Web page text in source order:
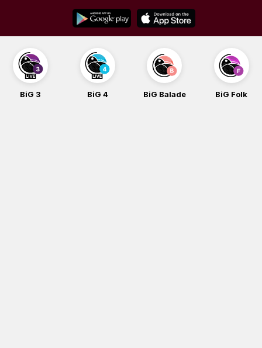
content
BiG 3 BiG 4 BiG Balade BiG Folk